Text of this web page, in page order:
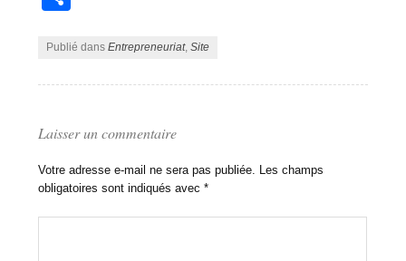
Publié dansEntrepreneuriat,Site
Laisser un commentaire
Votre adresse e-mail ne sera pas publiée. Les champs
obligatoires sont indiqués avec*